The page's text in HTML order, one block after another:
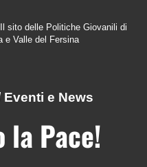
sito delle Politiche Giovanili di
e Valle del Fersina
Eventi e News
la Pace!